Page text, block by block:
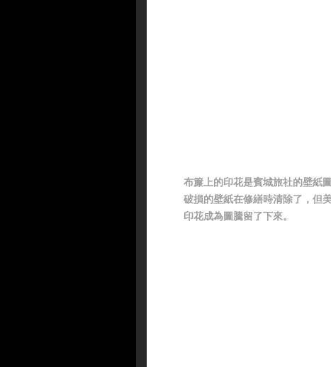
布簾上的印花是賓城旅社的壁紙
破損的壁紙在修繕時清除了，但
印花成為圖騰留了下來。